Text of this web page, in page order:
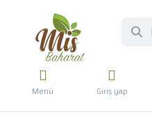
Menü Giriş yap